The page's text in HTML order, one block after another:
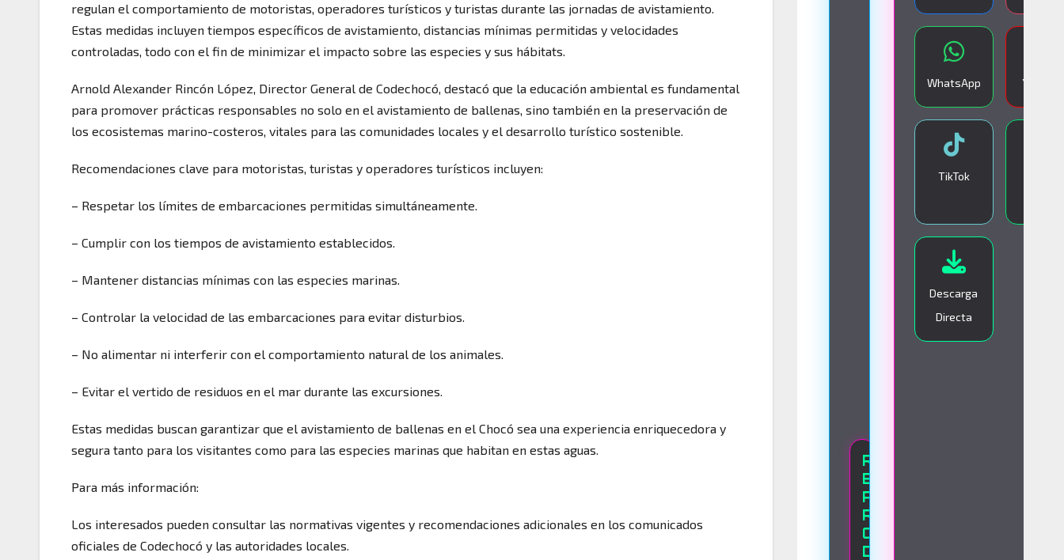
regulan el comportamiento de motoristas, operadores turísticos y turistas durante las jornadas de avistamiento.
Estas medidas incluyen tiempos específicos de avistamiento, distancias mínimas permitidas y velocidades
controladas, todo con el fin de minimizar el impacto sobre las especies y sus hábitats.
Arnold Alexander Rincón López, Director General de Codechocó, destacó que la educación ambiental es fundamental
para promover prácticas responsables no solo en el avistamiento de ballenas, sino también en la preservación de
los ecosistemas marino-costeros, vitales para las comunidades locales y el desarrollo turístico sostenible.
Recomendaciones clave para motoristas, turistas y operadores turísticos incluyen:
– Respetar los límites de embarcaciones permitidas simultáneamente.
– Cumplir con los tiempos de avistamiento establecidos.
– Mantener distancias mínimas con las especies marinas.
– Controlar la velocidad de las embarcaciones para evitar disturbios.
– No alimentar ni interferir con el comportamiento natural de los animales.
– Evitar el vertido de residuos en el mar durante las excursiones.
Estas medidas buscan garantizar que el avistamiento de ballenas en el Chocó sea una experiencia enriquecedora y
segura tanto para los visitantes como para las especies marinas que habitan en estas aguas.
Para más información:
Los interesados pueden consultar las normativas vigentes y recomendaciones adicionales en los comunicados
oficiales de Codechocó y las autoridades locales.
R
E
P
R
O
D
WhatsApp YouTube
TikTok
Descarga
Directa